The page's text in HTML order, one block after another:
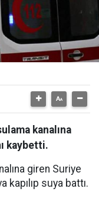
kanalına
kaybetti.
giren Suriye
kapılıp suya battı.